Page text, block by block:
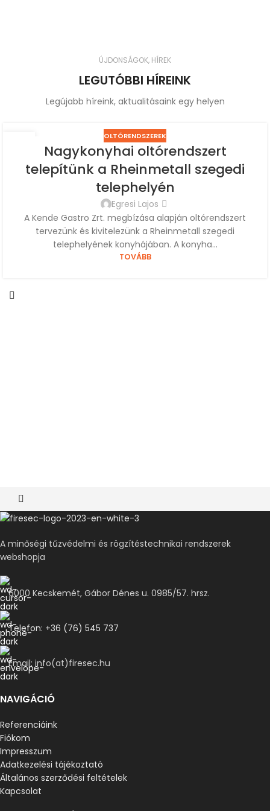
ÚJDONSÁGOK, HÍREK
LEGUTÓBBI HÍREINK
Legújabb híreink, aktualitásaink egy helyen
OLTÓRENDSZEREK
Nagykonyhai oltórendszert
telepítünk a Rheinmetall szegedi
telephelyén
Egresi Lajos
A Kende Gastro Zrt. megbízása alapján oltórendszert
tervezünk és kivitelezünk a Rheinmetall szegedi
telephelyének konyhájában. A konyha...
TOVÁBB
A minőségi tűzvédelmi és rögzítéstechnikai rendszerek
webshopja
6000 Kecskemét, Gábor Dénes u. 0985/57. hrsz.
Telefon: +36 (76) 545 737
Email: info(at)firesec.hu
NAVIGÁCIÓ
Referenciáink
Fiókom
Impresszum
Adatkezelési tájékoztató
Általános szerződési feltételek
Kapcsolat